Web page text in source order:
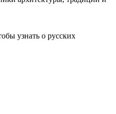
узнать о русских